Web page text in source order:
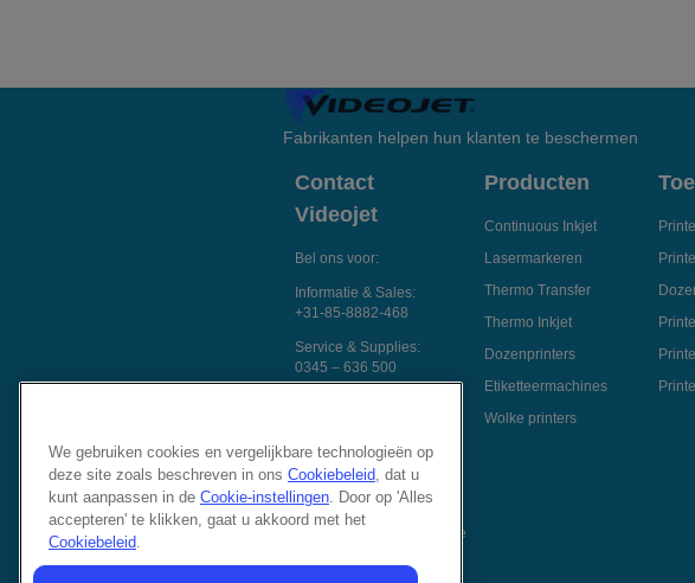
Fabrikanten helpen hun klanten te beschermen
Contact
Videojet
Bel ons voor:
Informatie & Sales:
+31-85-8882-468
Service & Supplies:
0345 – 636 500
Een e-mail sturen
Volg ons op:
Producten
Continuous Inkjet
Lasermarkeren
Thermo Transfer
Thermo Inkjet
Dozenprinters
Etiketteermachines
Wolke printers
We gebruiken cookies en vergelijkbare technologieën op
deze site zoals beschreven in ons Cookiebeleid, dat u
kunt aanpassen in de Cookie-instellingen. Door op 'Alles
accepteren' te klikken, gaat u akkoord met het
Cookiebeleid.